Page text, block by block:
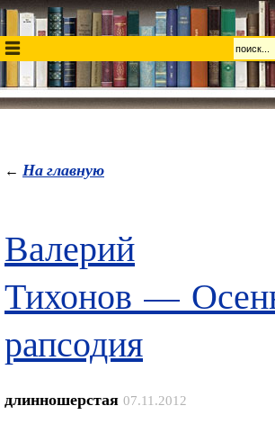
← На главную
Валерий
Тихонов —
рапсодия
длинношерстая 07.11.2012